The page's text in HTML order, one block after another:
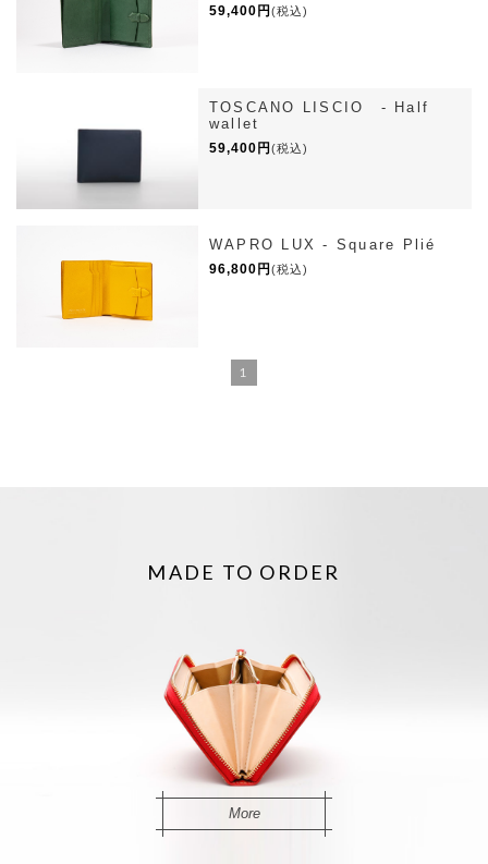
59,400円 (税込)
TOSCANO LISCIO - Half
wallet
59,400円 (税込)
WAPRO LUX - Square Plié
96,800円 (税込)
1
MADE TO ORDER
More